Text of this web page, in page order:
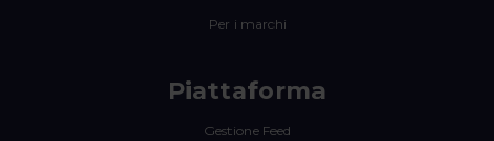
Per i marchi
Piattaforma
Gestione Feed